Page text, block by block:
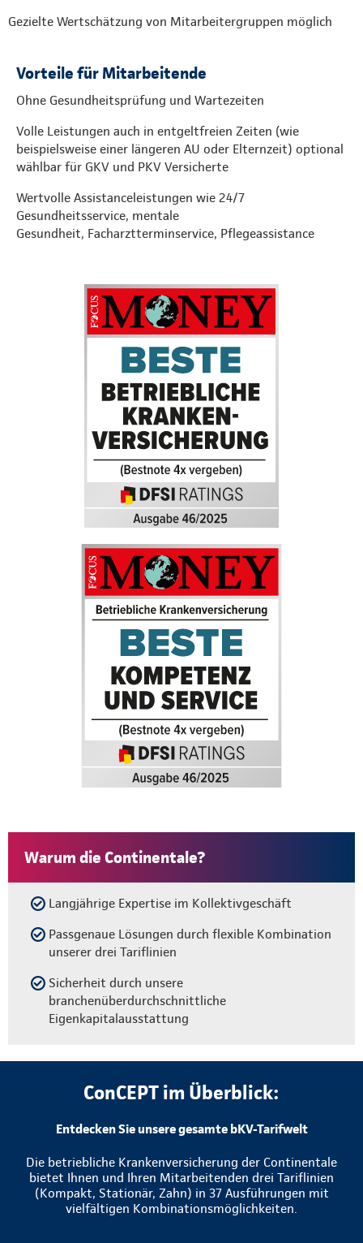
Gezielte Wertschätzung von Mitarbeitergruppen möglich
Vorteile für Mitarbeitende
Ohne Gesundheitsprüfung und Wartezeiten
Volle Leistungen auch in entgeltfreien Zeiten (wie
beispielsweise einer längeren AU oder Elternzeit) optional
wählbar für GKV und PKV Versicherte
Wertvolle Assistanceleistungen wie 24/7
Gesundheitsservice, mentale
Gesundheit, Facharztterminservice, Pflegeassistance
Warum die Continentale?
Langjährige Expertise im Kollektivgeschäft
Passgenaue Lösungen durch flexible Kombination
unserer drei Tariflinien
Sicherheit durch unsere
branchenüberdurchschnittliche
Eigenkapitalausstattung
ConCEPT im Überblick:
Entdecken Sie unsere gesamte bKV-Tarifwelt
Die betriebliche Krankenversicherung der Continentale
bietet Ihnen und Ihren Mitarbeitenden drei Tariflinien
(Kompakt, Stationär, Zahn) in 37 Ausführungen mit
vielfältigen Kombinationsmöglichkeiten.